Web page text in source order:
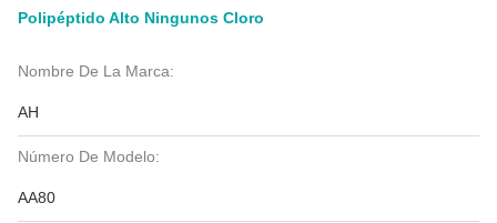
Polipéptido Alto Ningunos Cloro
Nombre De La Marca:
AH
Número De Modelo:
AA80